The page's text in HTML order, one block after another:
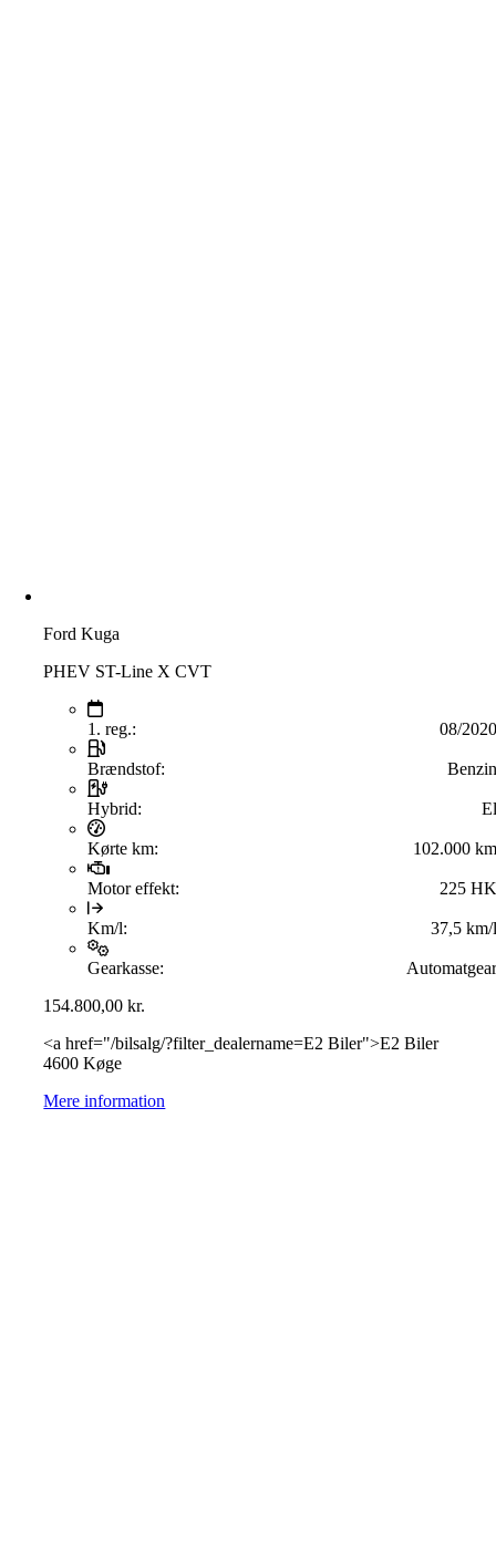
Ford Kuga
PHEV ST-Line X CVT
1. reg.: 08/2020
Brændstof: Benzin
Hybrid: El
Kørte km: 102.000 km
Motor effekt: 225 HK
Km/l: 37,5 km/l
Gearkasse:
Automatgear
154.800,00kr.
<a href="/bilsalg/?filter_dealername=E2 Biler">E2 Biler
4600 Køge
Mere information